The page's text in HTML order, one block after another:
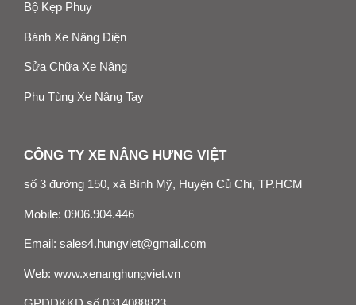
Bộ Kẹp Phuy
Bánh Xe Nâng Điện
Sửa Chữa Xe Nâng
Phụ Tùng Xe Nâng Tay
CÔNG TY XE NÂNG HƯNG VIỆT
số 3 đường 150, xã Bình Mỹ, Huyện Củ Chi, TP.HCM
Mobile: 0906.904.446
Email: sales4.hungviet@gmail.com
Web: www.xenanghungviet.vn